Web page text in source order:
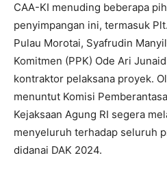
CAA-KI menuding beberapa
penyimpangan ini, termasuk
Pulau Morotai, Syafrudin
Komitmen (PPK) Ode Ari
kontraktor pelaksana proyek.
menuntut Komisi
Kejaksaan Agung RI segera
menyeluruh terhadap seluruh
didanai DAK 2024.